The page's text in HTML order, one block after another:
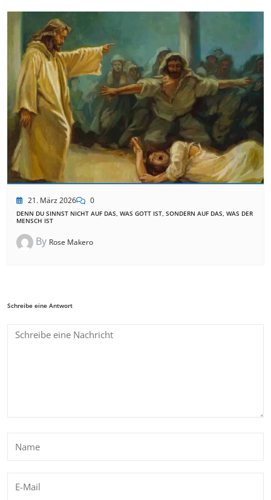
21. März 2026 0
DENN DU SINNST NICHT AUF DAS, WAS GOTT IST, SONDERN AUF DAS, WAS DER
MENSCH IST
By Rose Makero
Schreibe eine Antwort